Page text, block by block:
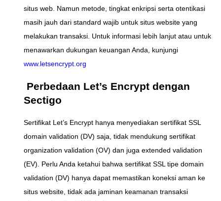
situs web. Namun metode, tingkat enkripsi serta otentikasi
masih jauh dari standard wajib untuk situs website yang
melakukan transaksi. Untuk informasi lebih lanjut atau untuk
menawarkan dukungan keuangan Anda, kunjungi
www.letsencrypt.org
Perbedaan Let’s Encrypt dengan
Sectigo
Sertifikat Let’s Encrypt hanya menyediakan sertifikat SSL
domain validation (DV) saja, tidak mendukung sertifikat
organization validation (OV) dan juga extended validation
(EV). Perlu Anda ketahui bahwa sertifikat SSL tipe domain
validation (DV) hanya dapat memastikan koneksi aman ke
situs website, tidak ada jaminan keamanan transaksi